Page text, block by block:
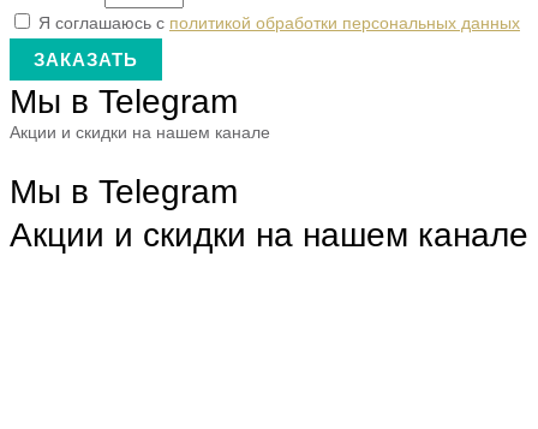
Я соглашаюсь с политикой обработки персональных данных
ЗАКАЗАТЬ
Мы в Telegram
Акции и скидки на нашем канале
Мы в Telegram
Акции и скидки на нашем канале